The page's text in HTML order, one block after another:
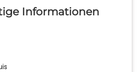
Informationen